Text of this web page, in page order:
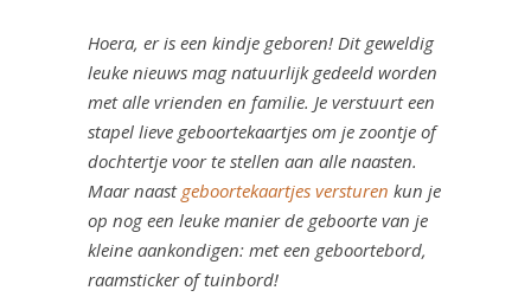
Hoera, er is een kindje geboren! Dit geweldig
leuke nieuws mag natuurlijk gedeeld worden
met alle vrienden en familie. Je verstuurt een
stapel lieve geboortekaartjes om je zoontje of
dochtertje voor te stellen aan alle naasten.
Maar naast geboortekaartjes versturen kun je
op nog een leuke manier de geboorte van je
kleine aankondigen: met een geboortebord,
raamsticker of tuinbord!